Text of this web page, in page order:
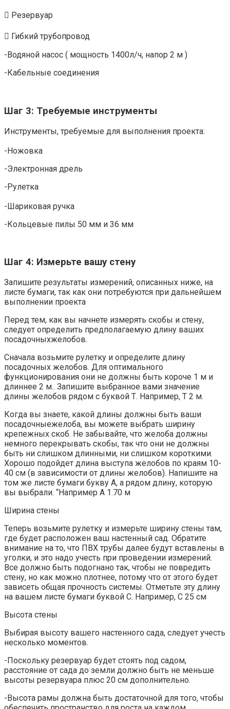
 Резервуар
 Гибкий трубопровод
-Водяной насос ( мощность 1400л/ч, напор 2 м )
-Кабельные соединения
Шаг 3: Требуемые инструменты
Инструменты, требуемые для выполнения проекта:
-Ножовка
-Электронная дрель
-Рулетка
-Шариковая ручка
-Кольцевые пилы 50 мм и 36 мм
Шаг 4: Измерьте вашу стену
Запишите результаты измерений, описанных ниже, на
листе бумаги, так как они потребуются при дальнейшем
выполнении проекта
Перед тем, как вы начнете измерять скобы и стену,
следует определить предполагаемую длину ваших
посадочныхжелобов.
Сначала возьмите рулетку и определите длину
посадочных желобов. Для оптимального
функционирования они не должны быть короче 1 м и
длиннее 2 м.. Запишите выбранное вами значение
длины желобов рядом с буквой Т. Например, T 2 м.
Когда вы знаете, какой длины должны быть ваши
посадочныежелоба, вы можете выбрать ширину
крепежных скоб. Не забывайте, что желоба должны
немного перекрывать скобы, так что они не должны
быть ни слишком длинными, ни слишком короткими.
Хорошо подойдет длина выступа желобов по краям 10-
40 см (в зависимости от длины желобов). Напишите на
том же листе бумаги букву А, а рядом длину, которую
вы выбрали. “Например A 1.70 м
Ширина стены
Теперь возьмите рулетку и измерьте ширину стены там,
где будет расположен ваш настенный сад. Обратите
внимание на то, что ПВХ трубы далее будут вставлены в
уголки, и это надо учесть при проведении измерений.
Все должно быть подогнано так, чтобы не повредить
стену, но как можно плотнее, потому что от этого будет
зависеть общая прочность системы. Отметьте эту длину
на вашем листе бумаги буквой С. Например, C 25 см
Высота стены
Выбирая высоту вашего настенного сада, следует учесть
несколько моментов.
-Поскольку резервуар будет стоять под садом,
расстояние от сада до земли должно быть не меньше
высоты резервуара плюс 20 см дополнительно.
-Высота рамы должна быть достаточной для того, чтобы